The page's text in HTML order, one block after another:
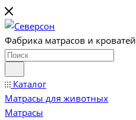
Фабрика матрасов и кроватей
Каталог
Матрасы для животных
Матрасы